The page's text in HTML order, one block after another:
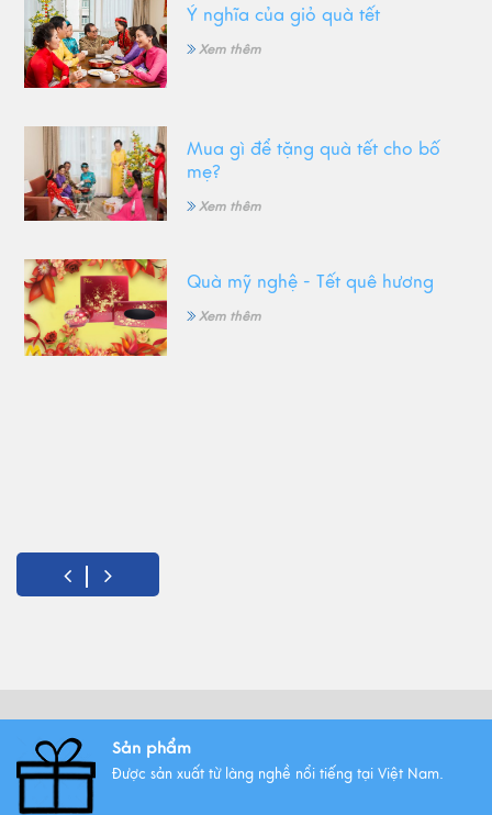
Ý nghĩa của giỏ quà tết
Xem thêm
Mua gì để tặng quà tết cho bố
mẹ?
Xem thêm
Quà mỹ nghệ - Tết quê hương
Xem thêm
Sản phẩm
Được sản xuất từ làng nghề nổi tiếng tại Việt Nam.